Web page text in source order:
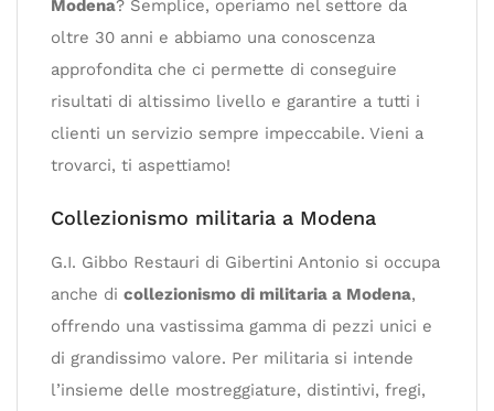
Modena? Semplice, operiamo nel settore da
oltre 30 anni e abbiamo una conoscenza
approfondita che ci permette di conseguire
risultati di altissimo livello e garantire a tutti i
clienti un servizio sempre impeccabile. Vieni a
trovarci, ti aspettiamo!
Collezionismo militaria a Modena
G.I. Gibbo Restauri di Gibertini Antonio si occupa
anche di collezionismo di militaria a Modena,
offrendo una vastissima gamma di pezzi unici e
di grandissimo valore. Per militaria si intende
l’insieme delle mostreggiature, distintivi, fregi,